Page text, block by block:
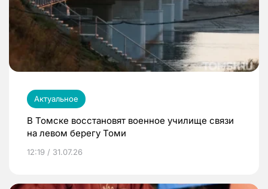
Актуальное
В Томске восстановят военное училище связи
на левом берегу Томи
12:19 / 31.07.26